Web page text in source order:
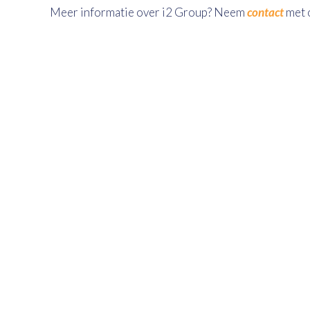
Meer informatie over i2 Group? Neemcontactmet